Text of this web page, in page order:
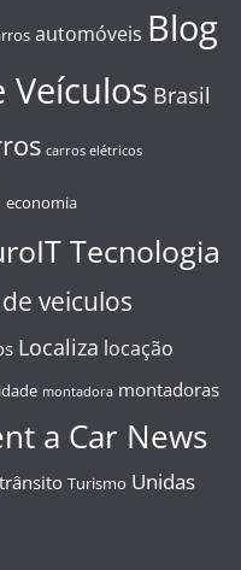
automóveis Blog
Veículos Brasil
carros elétricos
economia
Tecnologia
veiculos
Localiza locação
montadora montadoras
a Car News
trânsito Turismo Unidas